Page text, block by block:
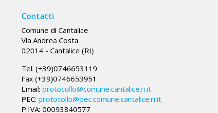
Contatti
Comune di Cantalice
Via Andrea Costa
02014 - Cantalice (RI)
Tel. (+39)0746653119
Fax (+39)0746653951
Email: protocollo@comune.cantalice.ri.it
PEC: protocollo@pec.comune.cantalice.ri.it
P.IVA: 00093840577